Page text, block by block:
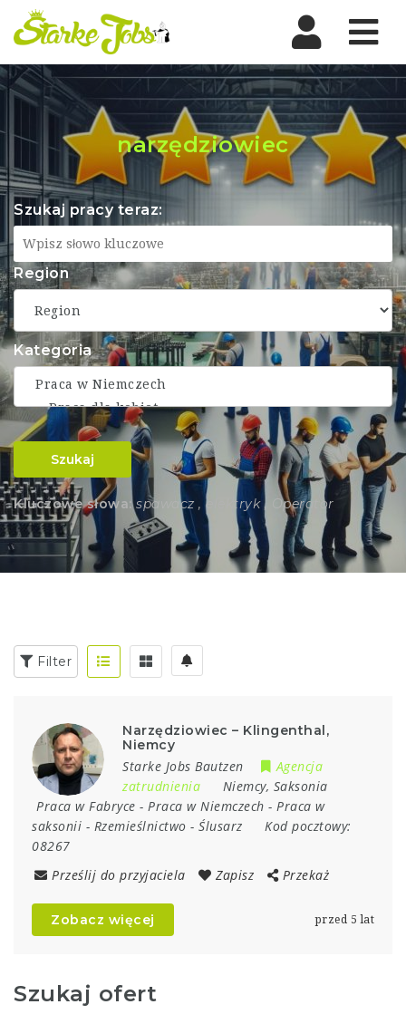
narzędziowiec
Szukaj pracy teraz:
Region
Kategoria
Szukaj
Kluczowe słowa: spawacz , elektryk , Operator
Filter
Narzędziowiec – Klingenthal,
Niemcy
Starke Jobs Bautzen
Agencja
zatrudnienia
Niemcy, Saksonia
Praca w Fabryce - Praca w Niemczech - Praca w
saksonii - Rzemieślnictwo - Ślusarz
Kod pocztowy:
08267
Prześlij do przyjaciela
Zapisz Przekaż
Zobacz więcej przed 5 lat
Szukaj ofert